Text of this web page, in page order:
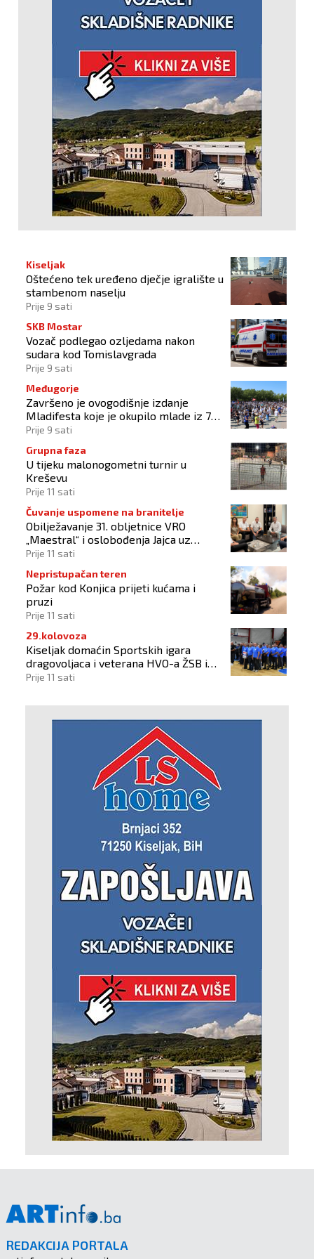
Kiseljak
Oštećeno tek uređeno dječje igralište u
stambenom naselju
Prije 9 sati
SKB Mostar
Vozač podlegao ozljedama nakon
sudara kod Tomislavgrada
Prije 9 sati
Međugorje
Završeno je ovogodišnje izdanje
Mladifesta koje je okupilo mlade iz 73
zemlje svijeta
Prije 9 sati
Grupna faza
U tijeku malonogometni turnir u
Kreševu
Prije 11 sati
Čuvanje uspomene na branitelje
Obilježavanje 31. obljetnice VRO
„Maestral“ i oslobođenja Jajca uz
pokroviteljstvo HNS-a BiH
Prije 11 sati
Nepristupačan teren
Požar kod Konjica prijeti kućama i
pruzi
Prije 11 sati
29.kolovoza
Kiseljak domaćin Sportskih igara
dragovoljaca i veterana HVO-a ŽSB i
Dana branitelja
Prije 11 sati
REDAKCIJA PORTALA